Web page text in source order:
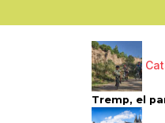
Tremp, el